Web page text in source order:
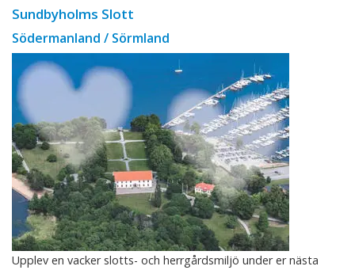
Sundbyholms Slott
Södermanland / Sörmland
Upplev en vacker slotts- och herrgårdsmiljö under er nästa